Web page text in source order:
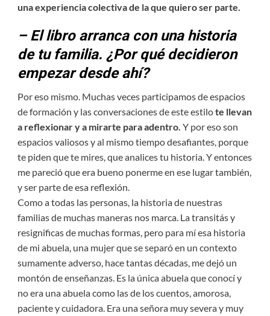
una experiencia colectiva de la que quiero ser parte.
– El libro arranca con una historia
de tu familia. ¿Por qué decidieron
empezar desde ahí?
Por eso mismo. Muchas veces participamos de espacios
de formación y las conversaciones de este estilote llevan
a reflexionar y a mirarte para adentro. Y por eso son
espacios valiosos y al mismo tiempo desafiantes, porque
te piden que te mires, que analices tu historia. Y entonces
me pareció que era bueno ponerme en ese lugar también,
y ser parte de esa reflexión.
Como a todas las personas, la historia de nuestras
familias de muchas maneras nos marca. La transitás y
resignificas de muchas formas, pero para mí esa historia
de mi abuela, una mujer que se separó en un contexto
sumamente adverso, hace tantas décadas, me dejó un
montón de enseñanzas. Es la única abuela que conocí y
no era una abuela como las de los cuentos, amorosa,
paciente y cuidadora. Era una señora muy severa y muy